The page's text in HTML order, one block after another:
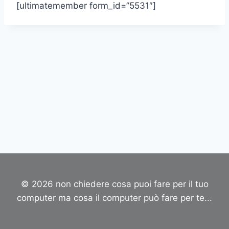
[ultimatemember form_id=”5531″]
© 2026 non chiedere cosa puoi fare per il tuo
computer ma cosa il computer può fare per te...